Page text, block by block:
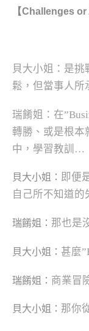
【Challenges
貝大小姐：是
鬆，但當事人所
瑞餚姐：在
轉勝、或是根本
中，學習教訓…
貝大小姐： 即便
自己所不知道的
瑞餚姐： 那也是
貝大小姐： 甚麼
瑞餚姐： 商業冒
貝大小姐： 那你